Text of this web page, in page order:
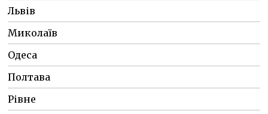
Львів
Миколаїв
Одеса
Полтава
Рівне